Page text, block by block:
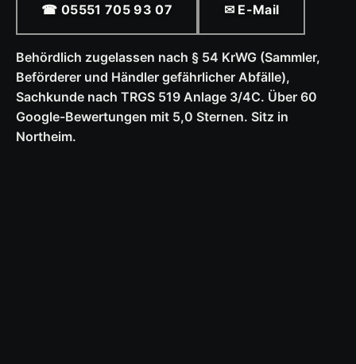
☎ 05551 705 93 07 ✉ E-Mail
Behördlich zugelassen nach § 54 KrWG (Sammler,
Beförderer und Händler gefährlicher Abfälle),
Sachkunde nach TRGS 519 Anlage 3/4C. Über 60
Google-Bewertungen mit 5,0 Sternen. Sitz in
Northeim.